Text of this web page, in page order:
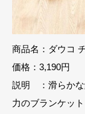
商品名：ダウコ
価格：3,190円
説明 ：滑らかな
力のブランケット